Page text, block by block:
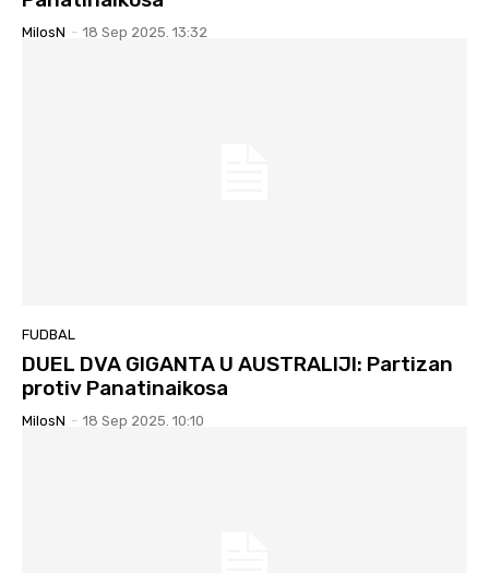
MilosN - 18 Sep 2025. 13:32
FUDBAL
DUEL DVA GIGANTA U AUSTRALIJI: Partizan
protiv Panatinaikosa
MilosN - 18 Sep 2025. 10:10